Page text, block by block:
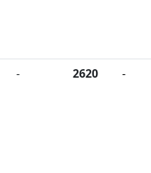
- 2620 -